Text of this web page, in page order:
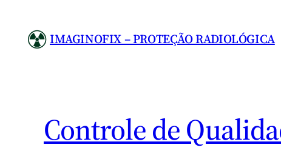
IMAGINOFIX – PROTEÇÃO RADIOLÓGICA
Controle de